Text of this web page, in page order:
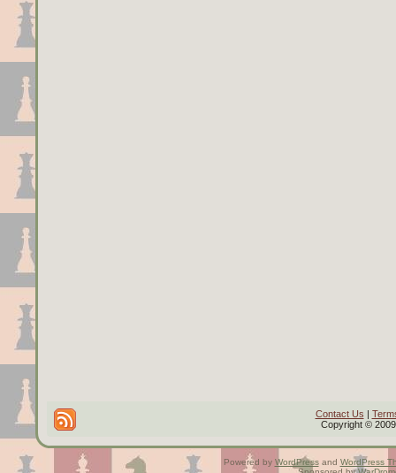
Contact Us |
Copyright ©
Powered by WordPressand WordPress